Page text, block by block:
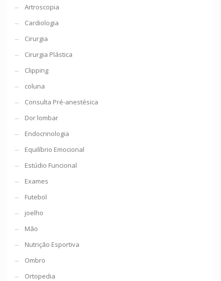
Artroscopia
Cardiologia
Cirurgia
Cirurgia Plástica
Clipping
coluna
Consulta Pré-anestésica
Dor lombar
Endocrinologia
Equilíbrio Emocional
Estúdio Funcional
Exames
Futebol
joelho
Mão
Nutrição Esportiva
Ombro
Ortopedia